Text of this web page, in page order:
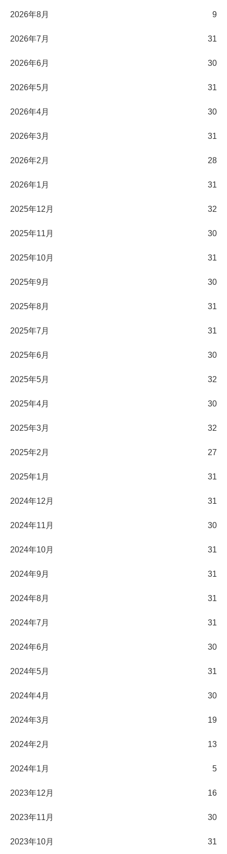
2026年8月 9
2026年7月 31
2026年6月 30
2026年5月 31
2026年4月 30
2026年3月 31
2026年2月 28
2026年1月 31
2025年12月 32
2025年11月 30
2025年10月 31
2025年9月 30
2025年8月 31
2025年7月 31
2025年6月 30
2025年5月 32
2025年4月 30
2025年3月 32
2025年2月 27
2025年1月 31
2024年12月 31
2024年11月 30
2024年10月 31
2024年9月 31
2024年8月 31
2024年7月 31
2024年6月 30
2024年5月 31
2024年4月 30
2024年3月 19
2024年2月 13
2024年1月 5
2023年12月 16
2023年11月 30
2023年10月 31